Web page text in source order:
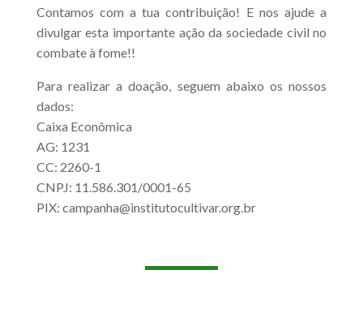
Contamos com a tua contribuição! E nos ajude a
divulgar esta importante ação da sociedade civil no
combate à fome!!
Para realizar a doação, seguem abaixo os nossos
dados:
Caixa Econômica
AG: 1231
CC: 2260-1
CNPJ: 11.586.301/0001-65
PIX: campanha@institutocultivar.org.br